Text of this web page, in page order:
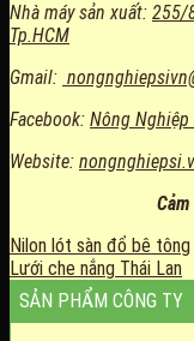
Nhà máy sản xuất: 255/
Tp.HCM
Gmail:
Facebook: Nông Nghiệp
Website:
Nilon lót sàn đổ bê tông
Lưới che nắng Thái Lan
SẢN PHẨM CÔNG TY